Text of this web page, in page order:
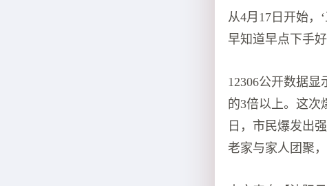
从4月17日开始，
早知道早点下手
12306公开数据显
的3倍以上。这次
日，市民爆发出
老家与家人团聚